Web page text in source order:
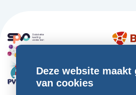
Deze website maakt
van cookies